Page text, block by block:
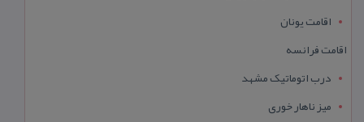
اقامت یونان
اقامت فرانسه
درب اتوماتیک مشهد
میز ناهار خوری